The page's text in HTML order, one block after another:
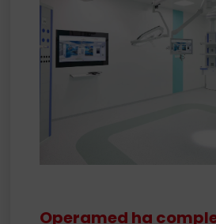
Operamed ha